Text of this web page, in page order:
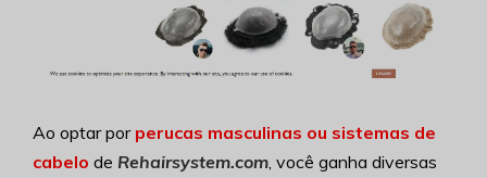
Ao optar por perucas masculinas ou sistemas de
cabelo de Rehairsystem.com , você ganha diversas